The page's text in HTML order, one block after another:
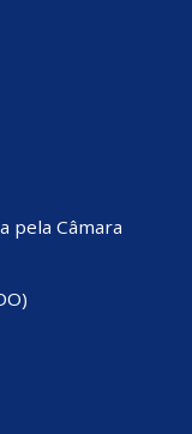
pela Câmara